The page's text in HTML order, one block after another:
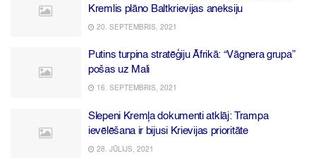
Kremlis plāno Baltkrievijas aneksiju
20. SEPTEMBRIS, 2021
Putins turpina stratēģiju Āfrikā: “Vāgnera grupa”
pošas uz Mali
16. SEPTEMBRIS, 2021
Slepeni Kremļa dokumenti atklāj: Trampa
ievēlēšana ir bijusi Krievijas prioritāte
28. JŪLIJS, 2021